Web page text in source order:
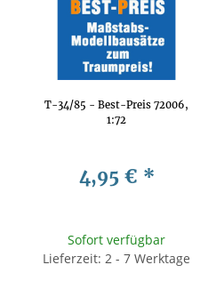
T-34/85 - Best-Preis 72006,
1:72
4,95 € *
Sofort verfügbar
Lieferzeit: 2 - 7 Werktage